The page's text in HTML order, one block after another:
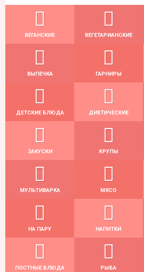
ВЕГАНСКИЕ ВЕГЕТАРИАНСКИЕ
ВЫПЕЧКА ГАРНИРЫ
ДЕТСКИЕ БЛЮДА ДИЕТИЧЕСКИЕ
ЗАКУСКИ КРУПЫ
МУЛЬТИВАРКА МЯСО
НА ПАРУ НАПИТКИ
ПОСТНЫЕ БЛЮДА РЫБА